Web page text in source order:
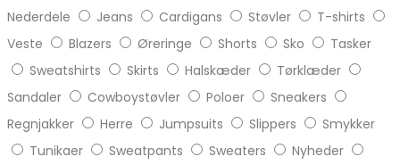
Nederdele
Jeans Cardigans Støvler
T-shirts
Veste
Blazers Øreringe Shorts Sko
Tasker
Sweatshirts
Skirts Halskæder
Tørklæder
Sandaler
Cowboystøvler Poloer
Sneakers
Regnjakker
Herre Jumpsuits Slippers
Smykker
Tunikaer
Sweatpants Sweaters
Nyheder